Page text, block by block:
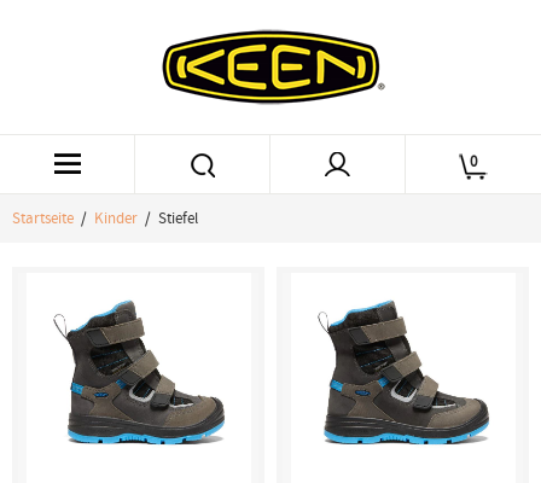
0
Startseite / Kinder / Stiefel